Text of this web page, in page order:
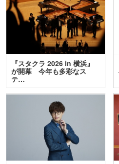
『スタクラ 2026 in 横浜』
が開幕 今年も多彩なス
テ…